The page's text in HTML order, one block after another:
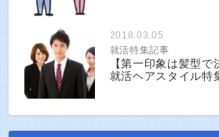
2018.03.05
就活特集記事
【第一印象は髪型で
就活ヘアスタイル特